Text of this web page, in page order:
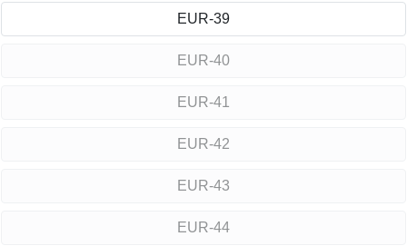
EUR-39
EUR-40
EUR-41
EUR-42
EUR-43
EUR-44